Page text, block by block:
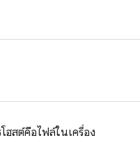
ฮสต์คือไฟล์ในเครื่อง